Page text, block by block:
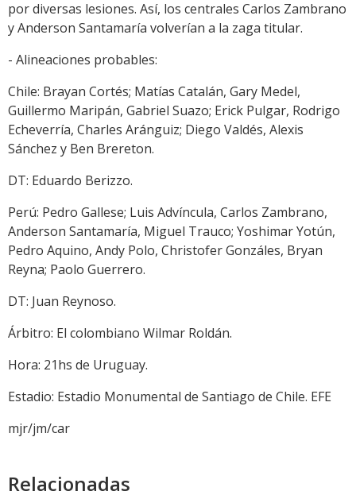
por diversas lesiones. Así, los centrales Carlos Zambrano
y Anderson Santamaría volverían a la zaga titular.
- Alineaciones probables:
Chile: Brayan Cortés; Matías Catalán, Gary Medel,
Guillermo Maripán, Gabriel Suazo; Erick Pulgar, Rodrigo
Echeverría, Charles Aránguiz; Diego Valdés, Alexis
Sánchez y Ben Brereton.
DT: Eduardo Berizzo.
Perú: Pedro Gallese; Luis Advíncula, Carlos Zambrano,
Anderson Santamaría, Miguel Trauco; Yoshimar Yotún,
Pedro Aquino, Andy Polo, Christofer Gonzáles, Bryan
Reyna; Paolo Guerrero.
DT: Juan Reynoso.
Árbitro: El colombiano Wilmar Roldán.
Hora: 21hs de Uruguay.
Estadio: Estadio Monumental de Santiago de Chile. EFE
mjr/jm/car
Relacionadas